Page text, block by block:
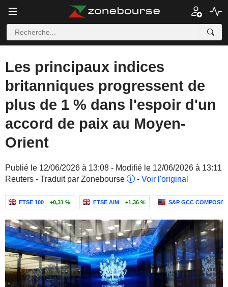
Les principaux indices
britanniques progressent de
plus de 1 % dans l'espoir d'un
accord de paix au Moyen-
Orient
Publié le 12/06/2026 à 13:08 - Modifié le 12/06/2026 à 13:11
Reuters - Traduit par Zonebourse
- Voir l'original
FTSE 100 +0,31 % FTSE AIM +1,36 % S&P GCC